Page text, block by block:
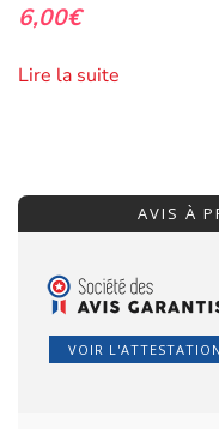
6,00€
Lire la suite
AVIS À
VOIR L'ATTESTATION